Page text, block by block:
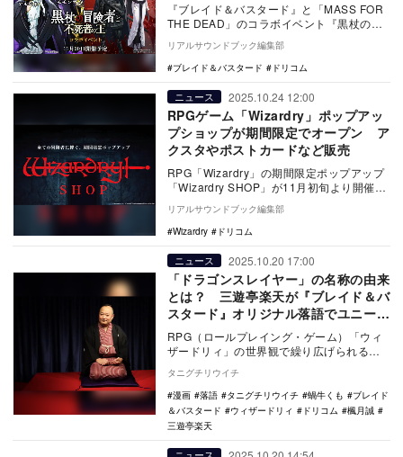
『ブレイド＆バスタード』と「MASS FOR
THE DEAD」のコラボイベント『黒杖の冒
険者と不死者の王』が11/20に開催。
リアルサウンドブック編集部
ブレイド＆バスタード
ドリコム
ニュース 2025.10.24 12:00
RPGゲーム「Wizardry」ポップアッ
プショップが期間限定でオープン ア
クスタやポストカードなど販売
RPG「Wizardry」の期間限定ポップアップ
「Wizardry SHOP」が11月初旬より開催。
本編やスマホ向け、小説のスピ…
リアルサウンドブック編集部
Wizardry
ドリコム
ニュース 2025.10.20 17:00
「ドラゴンスレイヤー」の名称の由来
とは？ 三遊亭楽天が『ブレイド＆バ
スタード』オリジナル落語でユニーク
な答えを披露
RPG（ロールプレイング・ゲーム）「ウィ
ザードリィ」の世界観で繰り広げられる、
描いて…
タニグチリウイチ
漫画
落語 タニグチリウイチ 蝸牛くも
ブレイド
＆バスタード
ウィザードリィ ドリコム
楓月誠
三遊亭楽天